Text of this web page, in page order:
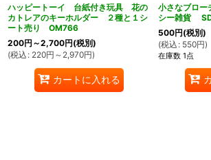
ハッピートーイ 台紙付き玩具 花の
カトレアのキーホルダー ２種と１シ
ート売り OM766
200円 ～2,700円(税別)
(税込 : 220円 ～2,970円)
カートに入れる
小さなブロ
シー雑貨
500円(税別)
(税込 : 550円)
在庫数 1点